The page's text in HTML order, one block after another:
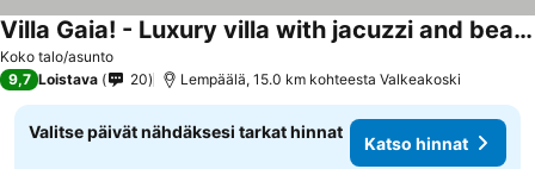
Koko talo/asunto
Villa Gaia! - Luxury villa with jacuzzi and beach close to trainstation 10 minutes from Tampere city! 1,5 hours to Helsinki
9,7 Loistava 20 Lempäälä, 15.0 km kohteesta Valkeakoski
Valitse päivät nähdäksesi tarkat hinnat
Katso hinnat